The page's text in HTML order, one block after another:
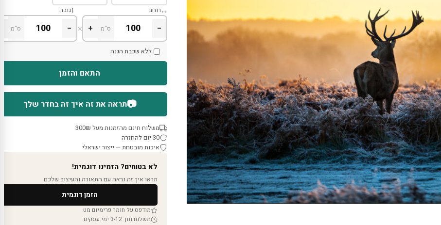
רוחב
− ס"מ +
×
גובה
− ס"מ
ללא שכבת הגנה
התאם והזמן
📷תראה את זה איך זה בחדר שלך
משלוח חינם מהזמנות מעל 300₪
30 יום להחזרה
איכות מובטחת — ייצור ישראלי
לא בטוחים? הזמינו דוגמית!
תראו איך זה נראה עם התאורה והעיצוב שלכם.
הזמן דוגמית
מודפס על חומר פרימיום מט
משלוח תוך 3-12 ימי עסקים